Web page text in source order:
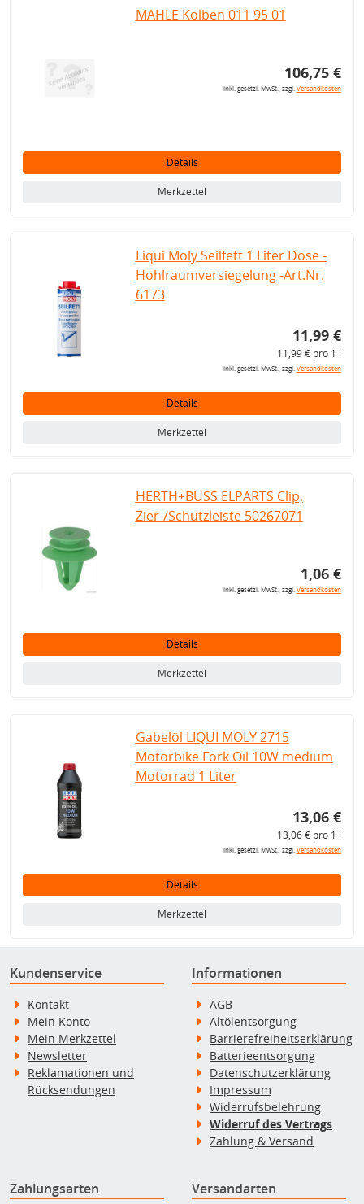
MAHLE Kolben 011 95 01
106,75 €
inkl. gesetzl. MwSt., zzgl.Versandkosten
Details
Merkzettel
Liqui Moly Seilfett 1 Liter Dose -
Hohlraumversiegelung -Art.Nr.
6173
11,99 €
11,99 € pro 1 l
inkl. gesetzl. MwSt., zzgl.Versandkosten
Details
Merkzettel
HERTH+BUSS ELPARTS Clip,
Zier-/Schutzleiste 50267071
1,06 €
inkl. gesetzl. MwSt., zzgl.Versandkosten
Details
Merkzettel
Gabelöl LIQUI MOLY 2715
Motorbike Fork Oil 10W medium
Motorrad 1 Liter
13,06 €
13,06 € pro 1 l
inkl. gesetzl. MwSt., zzgl.Versandkosten
Details
Merkzettel
Kundenservice
Kontakt
Mein Konto
Mein Merkzettel
Newsletter
Reklamationen und
Rücksendungen
Informationen
AGB
Altölentsorgung
Barrierefreiheitserklärung
Batterieentsorgung
Datenschutzerklärung
Impressum
Widerrufsbelehrung
Widerruf des Vertrags
Zahlung & Versand
Zahlungsarten Versandarten